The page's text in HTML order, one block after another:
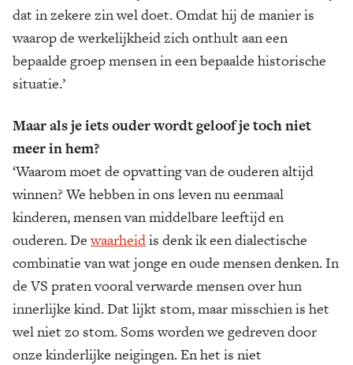
dat in zekere zin wel doet. Omdat hij de manier is
waarop de werkelijkheid zich onthult aan een
bepaalde groep mensen in een bepaalde historische
situatie.’
Maar als je iets ouder wordt geloof je toch niet
meer in hem?
‘Waarom moet de opvatting van de ouderen altijd
winnen? We hebben in ons leven nu eenmaal
kinderen, mensen van middelbare leeftijd en
ouderen. Dewaarheidis denk ik een dialectische
combinatie van wat jonge en oude mensen denken. In
de VS praten vooral verwarde mensen over hun
innerlijke kind. Dat lijkt stom, maar misschien is het
wel niet zo stom. Soms worden we gedreven door
onze kinderlijke neigingen. En het is niet